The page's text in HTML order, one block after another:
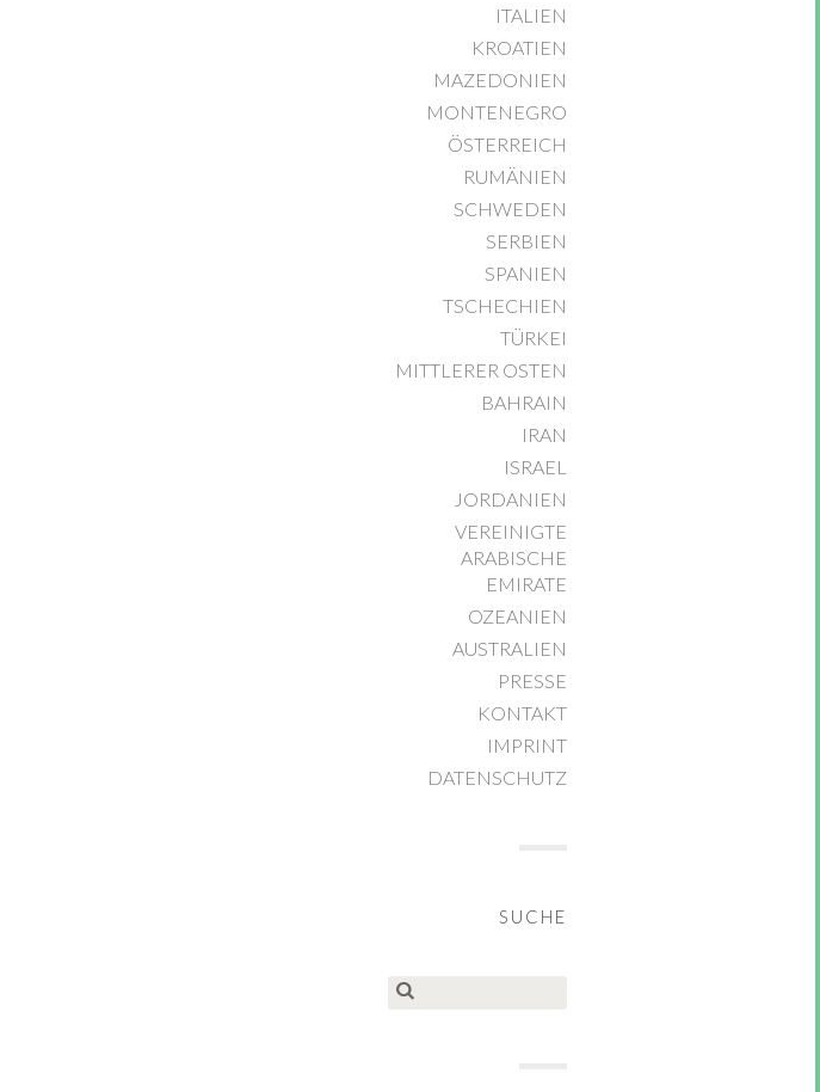
ITALIEN
KROATIEN
MAZEDONIEN
MONTENEGRO
ÖSTERREICH
RUMÄNIEN
SCHWEDEN
SERBIEN
SPANIEN
TSCHECHIEN
TÜRKEI
MITTLERER OSTEN
BAHRAIN
IRAN
ISRAEL
JORDANIEN
VEREINIGTE
ARABISCHE
EMIRATE
OZEANIEN
AUSTRALIEN
PRESSE
KONTAKT
IMPRINT
DATENSCHUTZ
SUCHE